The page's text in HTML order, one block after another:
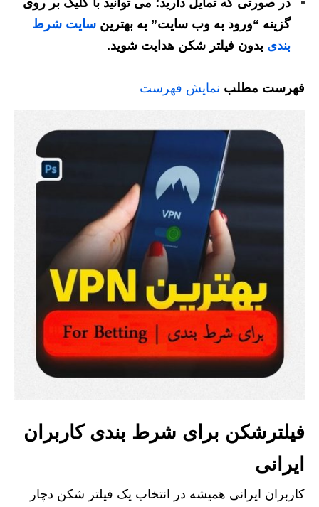
در صورتی که تمایل دارید؛ می توانید با کلیک بر روی
گزینه “ورود به وب سایت” به بهترین سایت شرط
بندی بدون فیلتر شکن هدایت شوید.
فهرست مطلب نمایش فهرست
فیلترشکن برای شرط بندی کاربران
ایرانی
کاربران ایرانی همیشه در انتخاب یک فیلتر شکن دچار